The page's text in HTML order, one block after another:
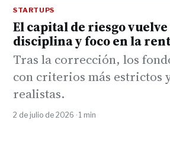
STARTUPS
El capital de riesgo vuelve
disciplina y foco en la
Tras la corrección, los
con criterios más estrictos
realistas.
2 de julio de 2026 · 1 min